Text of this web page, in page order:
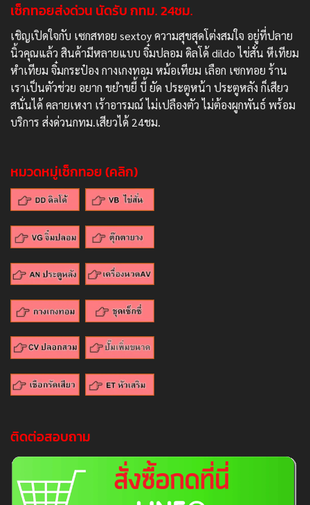
เซ็กทอยส่งด่วน นัดรับ กทม. 24ชม.
เชิญเปิดใจกับ เซกสทอย sextoy ความสุขสุดโต่งสมใจ อยู่ที่ปลาย
นิ้วคุณแล้ว สินค้ามีหลายแบบ จิ๋มปลอม ดิลโด้ dildo ไข่สั่น หีเทียม
หำเทียม จิ๋มกระป๋อง กางเกงทอม หม้อเทียม เลือก เซกทอย ร้าน
เราเป็นตัวช่วย อยาก ขยำขยี้ บี้ ยัด ประตูหน้า ประตูหลัง ก็เสียว
สนั่นได้ คลายเหงา เร้าอารมณ์ ไม่เปลืองตัว ไม่ต้องผูกพันธ์ พร้อม
บริการ ส่งด่วนกทม.เสียวได้ 24ชม.
หมวดหมู่เซ็กทอย (คลิก)
ติดต่อสอบถาม